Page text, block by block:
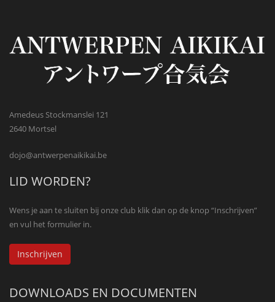
Amedeus Stockmanslei 121
2640 Mortsel
dojo@antwerpenaikikai.be
LID WORDEN?
Wens je aan te sluiten bij onze club klik dan op de knop “Inschrijven”
en vul het formulier in.
Inschrijven
DOWNLOADS EN DOCUMENTEN